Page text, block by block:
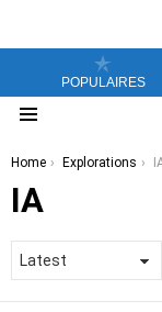
POPULAIRES
You are here:
Home Explorations
IA